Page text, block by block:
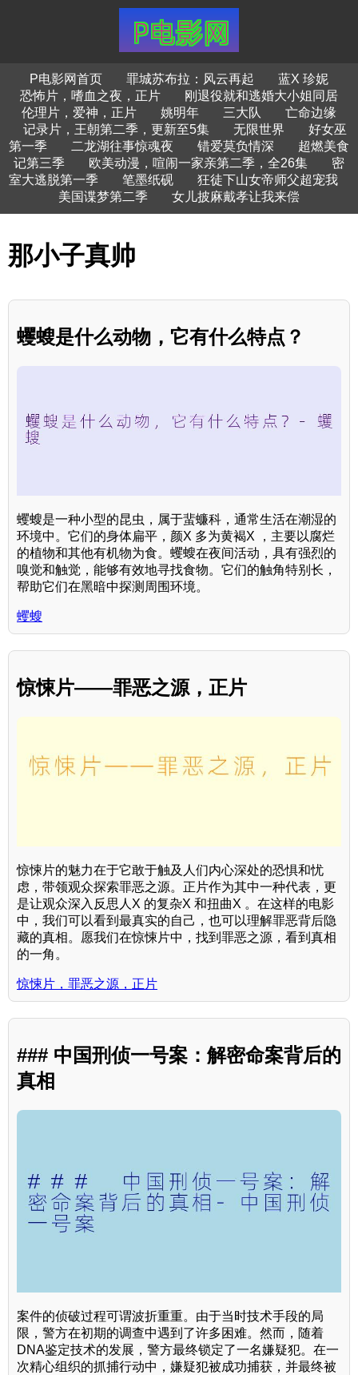
P电影网首页 罪城苏布拉：风云再起
蓝X 珍妮
恐怖片，嗜血之夜，正片
刚退役就和逃婚大小姐同居
伦理片，爱神，正片
姚明年 三大队
亡命边缘
记录片，王朝第二季，更新至5集
无限世界
好女巫
第一季
二龙湖往事惊魂夜 错爱莫负情深
超燃美食
记第三季
欧美动漫，喧闹一家亲第二季，全26集
密
室大逃脱第一季
笔墨纸砚
狂徒下山女帝师父超宠我
美国谍梦第二季
女儿披麻戴孝让我来偿
那小子真帅
蠼螋是什么动物，它有什么特点？
蠼螋是一种小型的昆虫，属于蜚蠊科，通常生活在潮湿的
环境中。它们的身体扁平，颜X 多为黄褐X ，主要以腐烂
的植物和其他有机物为食。蠼螋在夜间活动，具有强烈的
嗅觉和触觉，能够有效地寻找食物。它们的触角特别长，
帮助它们在黑暗中探测周围环境。
蠼螋
惊悚片——罪恶之源，正片
惊悚片的魅力在于它敢于触及人们内心深处的恐惧和忧
虑，带领观众探索罪恶之源。正片作为其中一种代表，更
是让观众深入反思人X 的复杂X 和扭曲X 。在这样的电影
中，我们可以看到最真实的自己，也可以理解罪恶背后隐
藏的真相。愿我们在惊悚片中，找到罪恶之源，看到真相
的一角。
惊悚片，罪恶之源，正片
### 中国刑侦一号案：解密命案背后的
真相
案件的侦破过程可谓波折重重。由于当时技术手段的局
限，警方在初期的调查中遇到了许多困难。然而，随着
DNA鉴定技术的发展，警方最终锁定了一名嫌疑犯。在一
次精心组织的抓捕行动中，嫌疑犯被成功捕获，并最终被